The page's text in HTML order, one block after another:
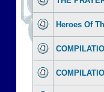
Heroes Of